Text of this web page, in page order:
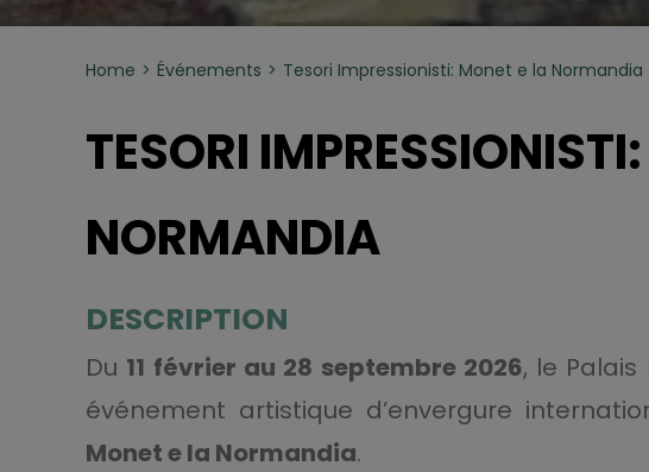
Home Événements Tesori Impressionisti: Monet e la Normandia
TESORI
NORMANDIA
DESCRIPTION
Du 11 février au 28 septembre 2026, le
événement artistique d’envergure
Monet e la Normandia.